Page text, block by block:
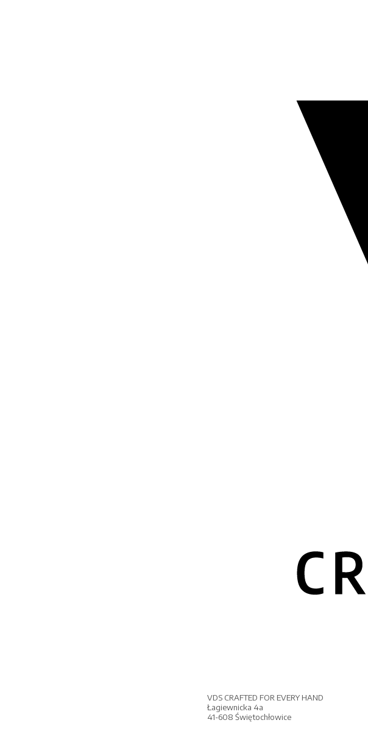
VDS CRAFTED FOR EVERY HAND
Łagiewnicka 4a
41-608 Świętochłowice